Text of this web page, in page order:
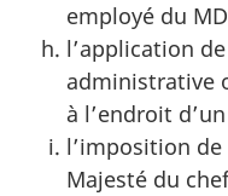
employé du
l’application
administrative
à l’endroit
l’imposition
Majesté du